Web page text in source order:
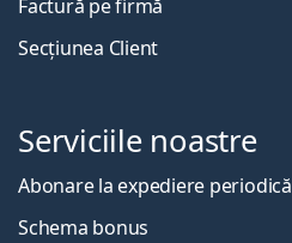
Factură pe firmă
Secțiunea Client
Serviciile noastre
Abonare la expediere periodică
Schema bonus